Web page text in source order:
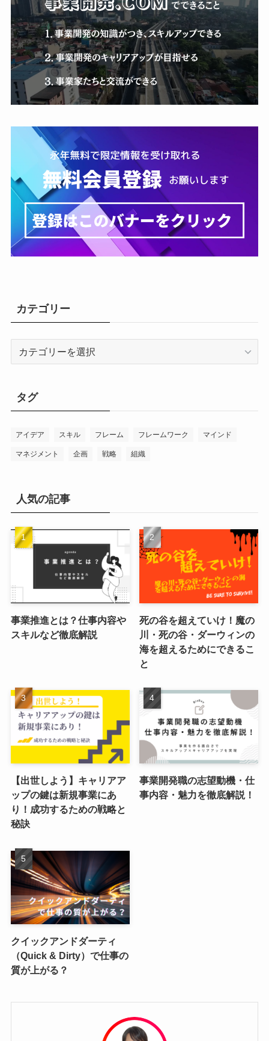
カテゴリー
ー
タグ
アイデア スキル フレーム フレームワーク マインド
マネジメント 企画 戦略 組織
人気の記事
事業推進とは？仕事内容や
スキルなど徹底解説
死の谷を超えていけ！魔の
川・死の谷・ダーウィンの
海を超えるためにできるこ
と
【出世しよう】キャリアア
ップの鍵は新規事業にあ
り！成功するための戦略と
秘訣
事業開発職の志望動機・仕
事内容・魅力を徹底解説！
クイックアンドダーティ
（Quick & Dirty）で仕事の
質が上がる？